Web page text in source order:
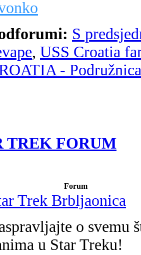
S
, USS Croatia
-
TREK FORUM
Forum
Trek Brbljaonica
o svemu
u Star Treku!